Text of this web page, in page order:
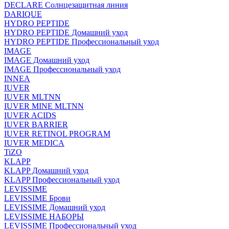
DECLARE Солнцезащитная линия
DARIQUE
HYDRO PEPTIDE
HYDRO PEPTIDE Домашний уход
HYDRO PEPTIDE Профессиональный уход
IMAGE
IMAGE Домашний уход
IMAGE Профессиональный уход
INNEA
IUVER
IUVER MLTNN
IUVER MINE MLTNN
IUVER ACIDS
IUVER BARRIER
IUVER RETINOL PROGRAM
IUVER MEDICA
TiZO
KLAPP
KLAPP Домашний уход
KLAPP Профессиональный уход
LEVISSIME
LEVISSIME Брови
LEVISSIME Домашний уход
LEVISSIME НАБОРЫ
LEVISSIME Профессиональный уход